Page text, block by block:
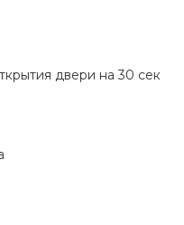
двери на 30 сек